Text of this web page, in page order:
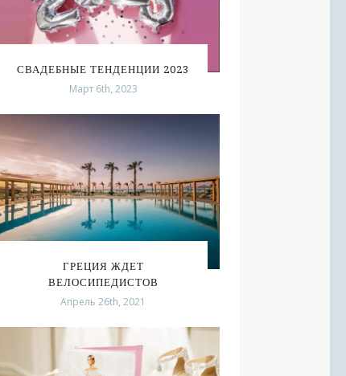
СВАДЕБНЫЕ ТЕНДЕНЦИИ 2023
Март 6th, 2023
ГРЕЦИЯ ЖДЕТ
ВЕЛОСИПЕДИСТОВ
Апрель 26th, 2021